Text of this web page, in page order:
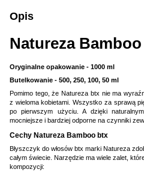
Opis
Natureza
Oryginalne opakowanie - 1000 ml
Butelkowanie - 500, 250, 100, 50 ml
Pomimo tego, że Natureza btx nie ma
z wieloma kobietami. Wszystko za sprawą
po pierwszym użyciu. A dzięki
mocniejsze i bardziej odporne na czynniki
Cechy Natureza Bamboo btx
Błyszczyk do włosów btx marki Natureza
całym świecie. Narzędzie ma wiele zalet,
kompozycji: